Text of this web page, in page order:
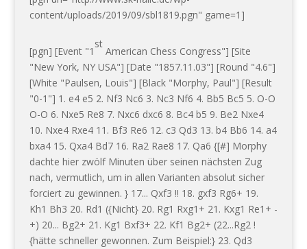
content/uploads/2019/09/sbl1819.pgn" game=1]
[pgn] [Event "1
st
American Chess Congress"] [Site
"New York, NY USA"] [Date "1857.11.03"] [Round "4.6"]
[White "Paulsen, Louis"] [Black "Morphy, Paul"] [Result
"0-1"] 1. e4 e5 2. Nf3 Nc6 3. Nc3 Nf6 4. Bb5 Bc5 5. O-O
O-O 6. Nxe5 Re8 7. Nxc6 dxc6 8. Bc4 b5 9. Be2 Nxe4
10. Nxe4 Rxe4 11. Bf3 Re6 12. c3 Qd3 13. b4 Bb6 14. a4
bxa4 15. Qxa4 Bd7 16. Ra2 Rae8 17. Qa6 {[#] Morphy
dachte hier zwölf Minuten über seinen nächsten Zug
nach, vermutlich, um in allen Varianten absolut sicher
forciert zu gewinnen. } 17... Qxf3 !! 18. gxf3 Rg6+ 19.
Kh1 Bh3 20. Rd1 ({Nicht} 20. Rg1 Rxg1+ 21. Kxg1 Re1+ -
+) 20... Bg2+ 21. Kg1 Bxf3+ 22. Kf1 Bg2+ (22...Rg2 !
{hätte schneller gewonnen. Zum Beispiel:} 23. Qd3